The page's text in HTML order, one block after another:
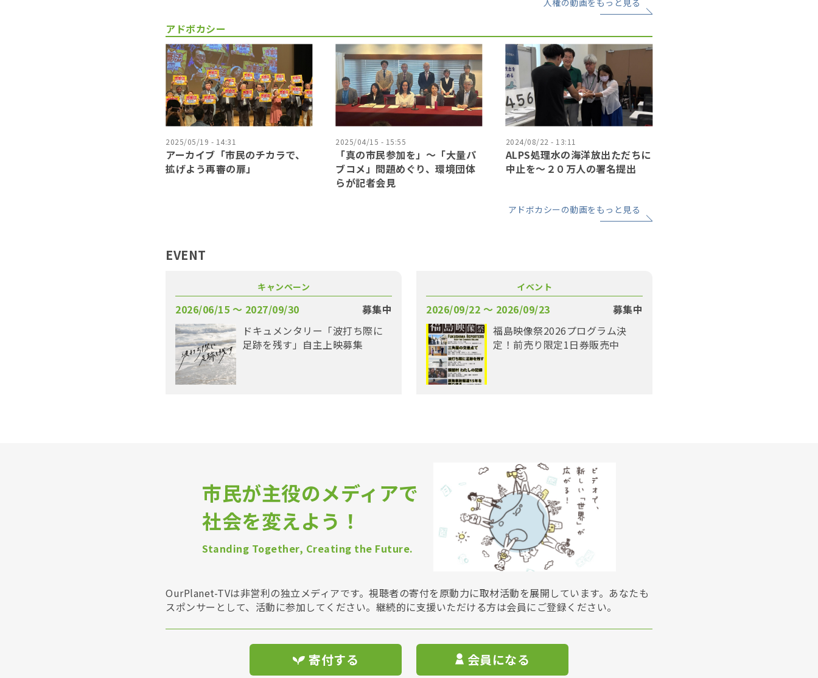
アドボカシー
2025/05/19 - 14:31
アーカイブ「市民のチカラで、
拡げよう再審の扉」
2025/04/15 - 15:55
「真の市民参加を」〜「大量パ
ブコメ」問題めぐり、環境団体
らが記者会見
2024/08/22 - 13:11
ALPS処理水の海洋放出ただちに
中止を〜２０万人の署名提出
アドボカシーの動画をもっと見る
EVENT
キャンペーン
2026/06/15 〜 2027/09/30
募集中
ドキュメンタリー「波打ち際に
足跡を残す」自主上映募集
イベント
2026/09/22 〜 2026/09/23
募集中
福島映像祭2026プログラム決
定！前売り限定1日券販売中
市民が主役のメディアで
社会を変えよう！
Standing Together, Creating the Future.
OurPlanet-TVは非営利の独立メディアです。視聴者の寄付を原動力に取材活動を展開しています。あなたも
スポンサーとして、活動に参加してください。継続的に支援いただける方は会員にご登録ください。
寄付する 会員になる